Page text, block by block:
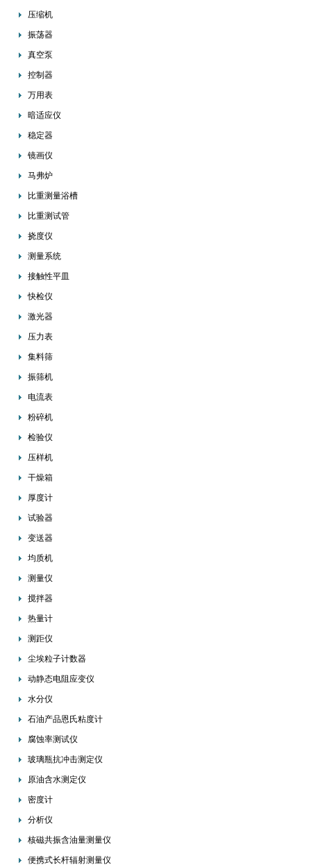
压缩机
振荡器
真空泵
控制器
万用表
暗适应仪
稳定器
镜画仪
马弗炉
比重测量浴槽
比重测试管
挠度仪
测量系统
接触性平皿
快检仪
激光器
压力表
集料筛
振筛机
电流表
粉碎机
检验仪
压样机
干燥箱
厚度计
试验器
变送器
均质机
测量仪
搅拌器
热量计
测距仪
尘埃粒子计数器
动静态电阻应变仪
水分仪
石油产品恩氏粘度计
腐蚀率测试仪
玻璃瓶抗冲击测定仪
原油含水测定仪
密度计
分析仪
核磁共振含油量测量仪
便携式长杆辐射测量仪